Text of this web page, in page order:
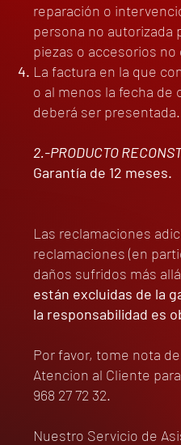
reparación o
persona no autorizada
piezas o accesorios no
La factura en la que
o al menos la fecha de
deberá ser presentada.
2.-PRODUCTO
Garantía de 12 meses.
Las reclamaciones
reclamaciones (en
daños sufridos más
están excluidas de la
la responsabilidad es
Por favor, tome nota
Atencion al Cliente
968 27 72 32.
Nuestro Servicio de